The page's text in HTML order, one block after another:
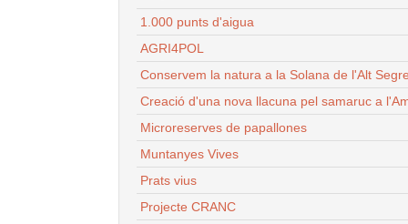
1.000 punts d'aigua
AGRI4POL
Conservem la natura a la Solana de l'Alt
Creació d'una nova llacuna pel samaruc a
Microreserves de papallones
Muntanyes Vives
Prats vius
Projecte CRANC